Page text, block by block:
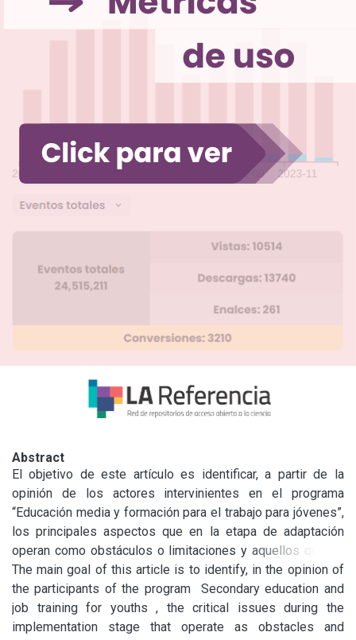
Abstract
El objetivo de este artículo es identificar, a partir de la
opinión de los actores intervinientes en el programa
“Educación media y formación para el trabajo para jóvenes”,
los principales aspectos que en la etapa de adaptación
operan como obstáculos o limitaciones y aquellos que se
configuran como facilitadores.
El trabajo es el resultado de entrevistas en profundidad
realizadas en agosto de 2012 a responsables
jurisdiccionales y a los actores de una muestra intencional
The main goal of this article is to identify, in the opinion of
the participants of the program  Secondary education and
job training for youths , the critical issues during the
implementation stage that operate as obstacles and